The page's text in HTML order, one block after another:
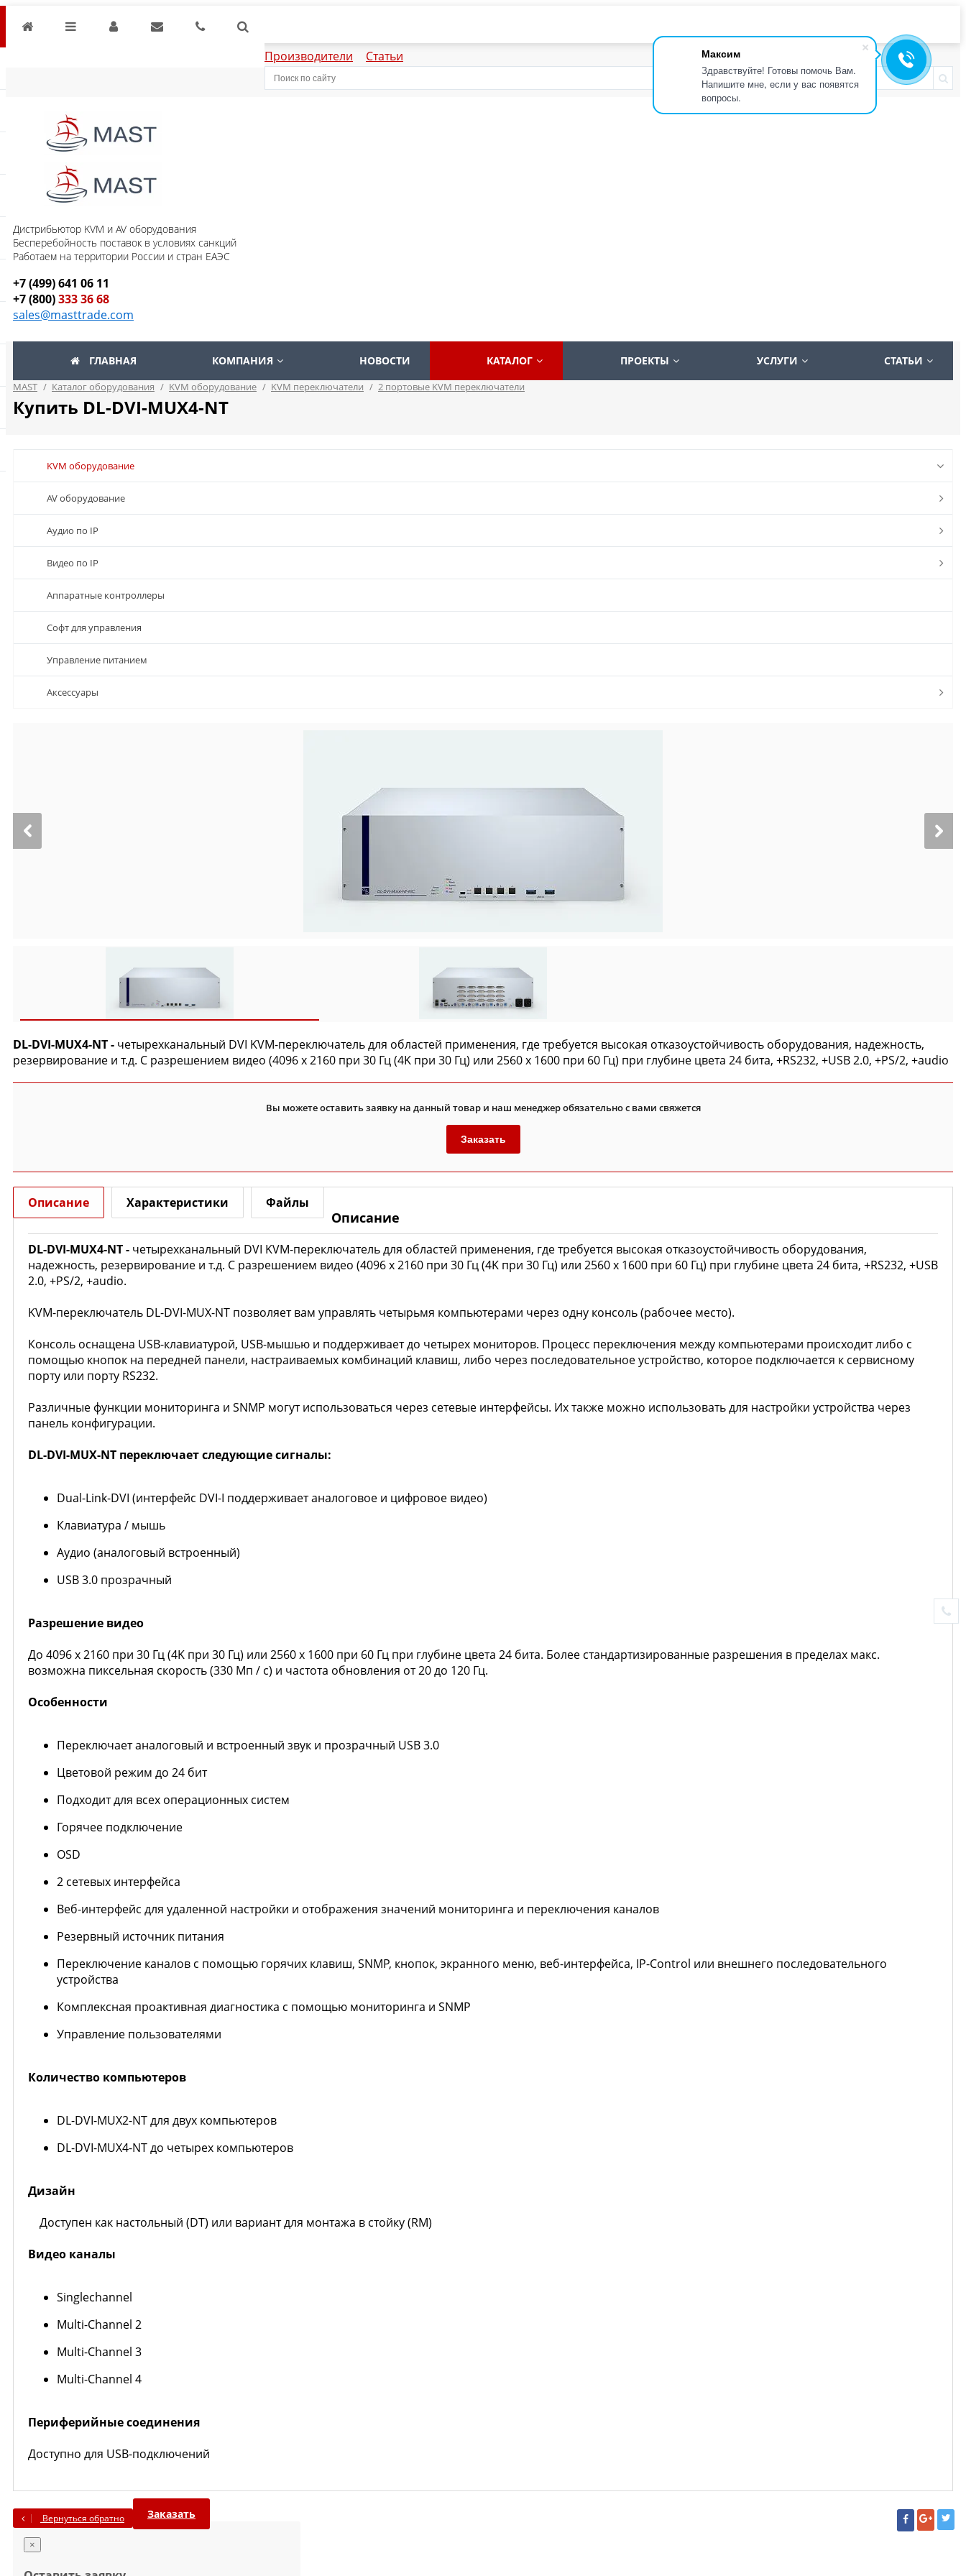
Максим
Здравствуйте! Готовы помочь Вам.
Напишите мне, если у вас появятся
вопросы.
Производители Статьи
Дистрибьютор KVM и AV оборудования
Бесперебойность поставок в условиях санкций
Работаем на территории России и стран ЕАЭС
+7 (499) 641 06 11
+7 (800)333 36 68
sales@masttrade.com
ГЛАВНАЯ КОМПАНИЯ НОВОСТИ КАТАЛОГ ПРОЕКТЫ УСЛУГИ СТАТЬИ
MAST / Каталог оборудования / KVM оборудование / KVM переключатели / 2 портовые KVM переключатели
Купить DL-DVI-MUX4-NT
KVM оборудование
AV оборудование
Аудио по IP
Видео по IP
Аппаратные контроллеры
Софт для управления
Управление питанием
Аксессуары
DL-DVI-MUX4-NT - четырехканальный DVI KVM-переключатель для областей применения, где требуется высокая отказоустойчивость оборудования, надежность,
резервирование и т.д. С разрешением видео (4096 x 2160 при 30 Гц (4K при 30 Гц) или 2560 x 1600 при 60 Гц) при глубине цвета 24 бита, +RS232, +USB 2.0, +PS/2, +audio
Вы можете оставить заявку на данный товар и наш менеджер обязательно с вами свяжется
Заказать
Описание Характеристики Файлы
Описание
DL-DVI-MUX4-NT - четырехканальный DVI KVM-переключатель для областей применения, где требуется высокая отказоустойчивость оборудования,
надежность, резервирование и т.д. С разрешением видео (4096 x 2160 при 30 Гц (4K при 30 Гц) или 2560 x 1600 при 60 Гц) при глубине цвета 24 бита, +RS232, +USB
2.0, +PS/2, +audio.
KVM-переключатель DL-DVI-MUX-NT позволяет вам управлять четырьмя компьютерами через одну консоль (рабочее место).
Консоль оснащена USB-клавиатурой, USB-мышью и поддерживает до четырех мониторов. Процесс переключения между компьютерами происходит либо с
помощью кнопок на передней панели, настраиваемых комбинаций клавиш, либо через последовательное устройство, которое подключается к сервисному
порту или порту RS232.
Различные функции мониторинга и SNMP могут использоваться через сетевые интерфейсы. Их также можно использовать для настройки устройства через
панель конфигурации.
DL-DVI-MUX-NT переключает следующие сигналы:
Dual-Link-DVI (интерфейс DVI-I поддерживает аналоговое и цифровое видео)
Клавиатура / мышь
Аудио (аналоговый встроенный)
USB 3.0 прозрачный
Разрешение видео
До 4096 x 2160 при 30 Гц (4K при 30 Гц) или 2560 x 1600 при 60 Гц при глубине цвета 24 бита. Более стандартизированные разрешения в пределах макс.
возможна пиксельная скорость (330 Мп / с) и частота обновления от 20 до 120 Гц.
Особенности
Переключает аналоговый и встроенный звук и прозрачный USB 3.0
Цветовой режим до 24 бит
Подходит для всех операционных систем
Горячее подключение
OSD
2 сетевых интерфейса
Веб-интерфейс для удаленной настройки и отображения значений мониторинга и переключения каналов
Резервный источник питания
Переключение каналов с помощью горячих клавиш, SNMP, кнопок, экранного меню, веб-интерфейса, IP-Control или внешнего последовательного
устройства
Комплексная проактивная диагностика с помощью мониторинга и SNMP
Управление пользователями
Количество компьютеров
DL-DVI-MUX2-NT для двух компьютеров
DL-DVI-MUX4-NT до четырех компьютеров
Дизайн
Доступен как настольный (DT) или вариант для монтажа в стойку (RM)
Видео каналы
Singlechannel
Multi-Channel 2
Multi-Channel 3
Multi-Channel 4
Периферийные соединения
Доступно для USB-подключений
Вернуться обратно Заказать
×